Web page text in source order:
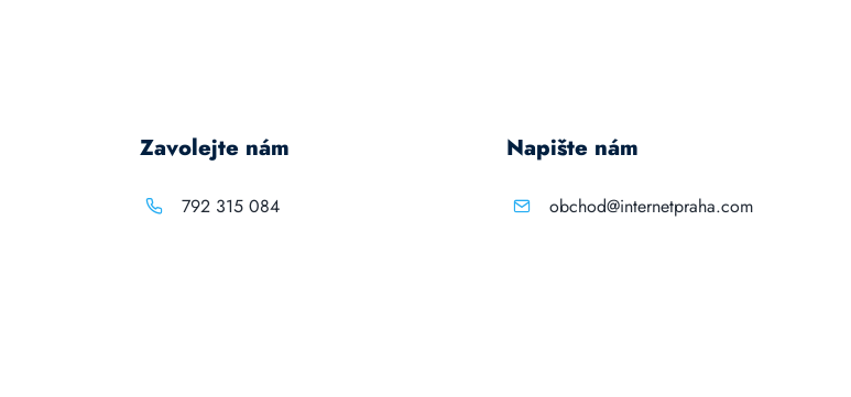
Zavolejte nám
792 315 084
Napište nám
obchod@internetpraha.com